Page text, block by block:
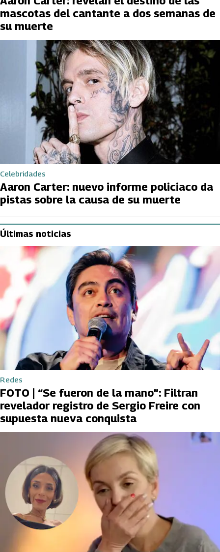
mascotas del cantante a dos semanas de
su muerte
Celebridades
Aaron Carter: nuevo informe policiaco da
pistas sobre la causa de su muerte
Últimas noticias
Redes
FOTO | “Se fueron de la mano”: Filtran
revelador registro de Sergio Freire con
supuesta nueva conquista